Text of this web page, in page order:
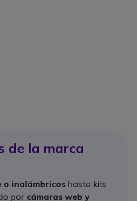
de la marca
o inalámbricos hasta kits
por cámaras web y